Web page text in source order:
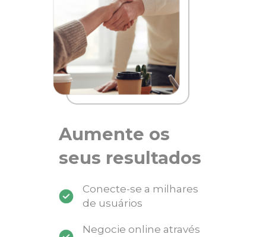
Aumente os
seus resultados
Conecte-se a milhares
de usuários
Negocie online através